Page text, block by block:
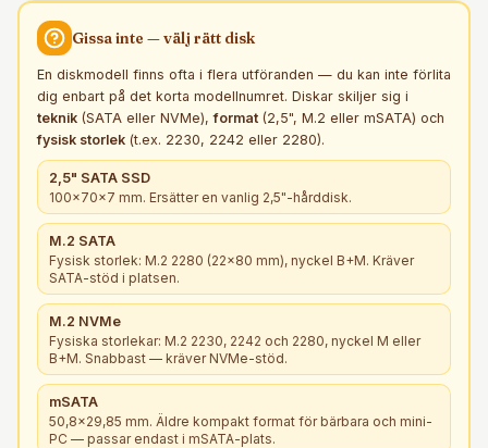
Gissa inte — välj rätt disk
En diskmodell finns ofta i flera utföranden — du kan inte förlita
dig enbart på det korta modellnumret. Diskar skiljer sig i
teknik (SATA eller NVMe),format (2,5", M.2 eller mSATA) och
fysisk storlek (t.ex. 2230, 2242 eller 2280).
2,5" SATA SSD
100×70×7 mm. Ersätter en vanlig 2,5"-hårddisk.
M.2 SATA
Fysisk storlek: M.2 2280 (22×80 mm), nyckel B+M. Kräver
SATA-stöd i platsen.
M.2 NVMe
Fysiska storlekar: M.2 2230, 2242 och 2280, nyckel M eller
B+M. Snabbast — kräver NVMe-stöd.
mSATA
50,8×29,85 mm. Äldre kompakt format för bärbara och mini-
PC — passar endast i mSATA-plats.